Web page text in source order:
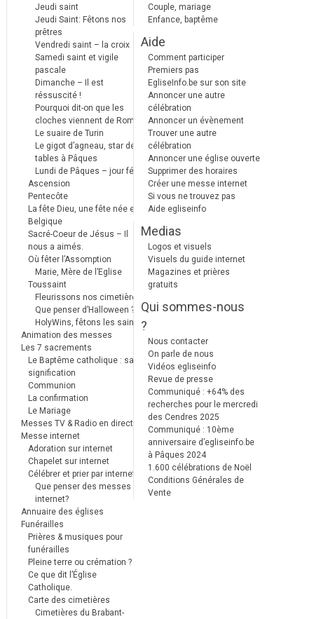
Jeudi saint
Jeudi Saint: Fêtons nos
prêtres
Vendredi saint – la croix
Samedi saint et vigile
pascale
Dimanche – Il est
réssuscité !
Pourquoi dit-on que les
cloches viennent de Rome ?
Le suaire de Turin
Le gigot d’agneau, star des
tables à Pâques
Lundi de Pâques – jour férié
Ascension
Pentecôte
La fête Dieu, une fête née en
Belgique
Sacré-Coeur de Jésus – Il
nous a aimés.
Où fêter l’Assomption
Marie, Mère de l’Eglise
Toussaint
Fleurissons nos cimetières
Que penser d’Halloween ?
HolyWins, fêtons les saints !
Animation des messes
Les 7 sacrements
Le Baptême catholique : sa
signification
Communion
La confirmation
Le Mariage
Messes TV & Radio en direct
Messe internet
Adoration sur internet
Chapelet sur internet
Célébrer et prier par internet
Que penser des messes
internet?
Annuaire des églises
Funérailles
Prières & musiques pour
funérailles
Pleine terre ou crémation ?
Ce que dit l’Église
Catholique.
Carte des cimetières
Cimetières du Brabant-
Couple, mariage
Enfance, baptême
Aide
Comment participer
Premiers pas
EgliseInfo.be sur son site
Annoncer une autre
célébration
Annoncer un évènement
Trouver une autre
célébration
Annoncer une église ouverte
Supprimer des horaires
Créer une messe internet
Si vous ne trouvez pas
Aide egliseinfo
Medias
Logos et visuels
Visuels du guide internet
Magazines et prières
gratuits
Qui sommes-nous
?
Nous contacter
On parle de nous
Vidéos egliseinfo
Revue de presse
Communiqué : +64% des
recherches pour le mercredi
des Cendres 2025
Communiqué : 10ème
anniversaire d’egliseinfo.be
à Pâques 2024
1.600 célébrations de Noël
Conditions Générales de
Vente